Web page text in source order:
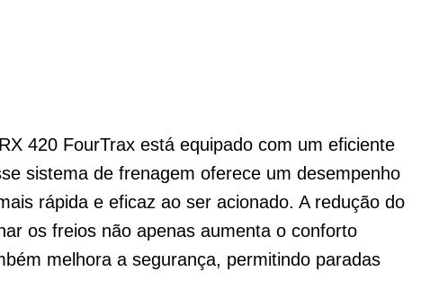
420 FourTrax está equipado com um eficiente
sistema de frenagem oferece um desempenho
rápida e eficaz ao ser acionado. A redução do
os freios não apenas aumenta o conforto
melhora a segurança, permitindo paradas